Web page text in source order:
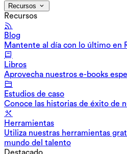
Recursos
Recursos
Blog
Mantente al día con lo último en
Libros
Aprovecha nuestros e-books
Estudios de caso
Conoce las historias de éxito de
Herramientas
Utiliza nuestras herramientas
mundo del talento